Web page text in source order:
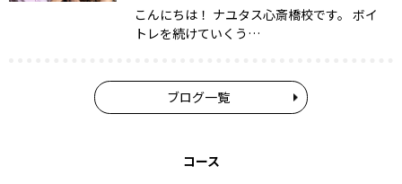
こんにちは！ ナユタス心斎橋校です。 ボイ
トレを続けていくう…
ブログ一覧
コース